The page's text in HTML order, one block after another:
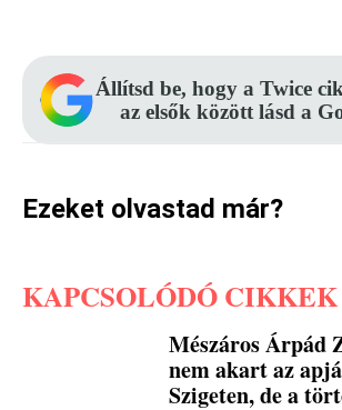
Állítsd be, hogy a Twice
az elsők között lásd a
Ezeket olvastad már?
KAPCSOLÓDÓ CIKKEK
Mészáros Árpád
nem akart az
Szigeten, de a